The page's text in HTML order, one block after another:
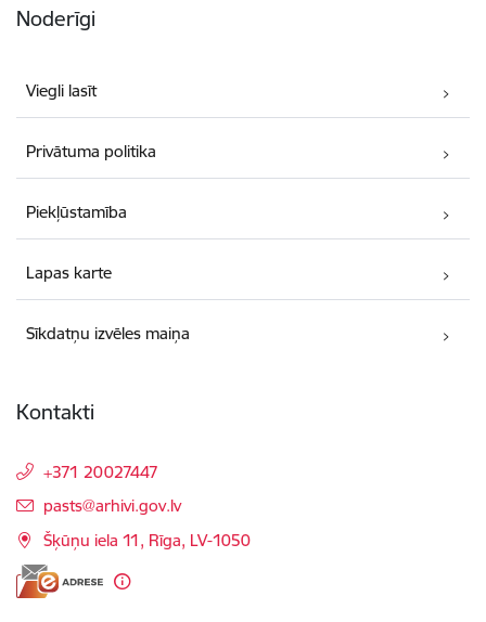
Noderīgi
Viegli lasīt
Privātuma politika
Piekļūstamība
Lapas karte
Sīkdatņu izvēles maiņa
Kontakti
+371 20027447
E-pasts:
pasts@arhivi.gov.lv
Šķūņu iela 11, Rīga, LV-1050